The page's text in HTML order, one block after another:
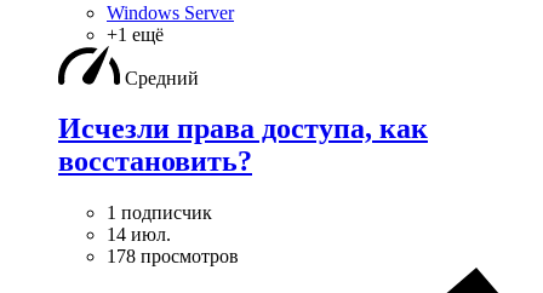
Windows Server
+1 ещё
Средний
Исчезли права доступа, как
восстановить?
1 подписчик
14 июл.
178 просмотров